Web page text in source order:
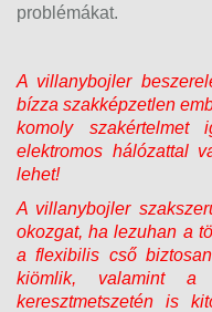
problémákat.
A villanybojler
bízza szakképzetlen
komoly
elektromos hálózattal
lehet!
A villanybojler
okozgat, ha lezuhan a
a flexibilis cső
kiömlik, valamint a
keresztmetszetén is